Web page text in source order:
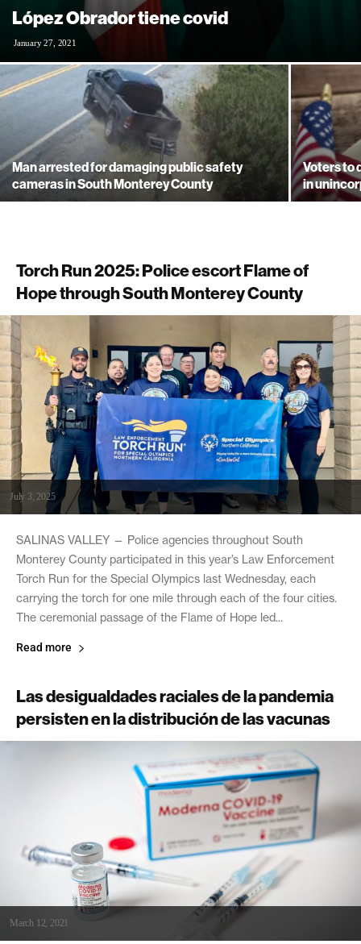
López Obrador tiene covid
January 27, 2021
Man arrested for damaging public safety
cameras in South Monterey County
Voters to
in
Torch Run 2025: Police escort Flame of
Hope through South Monterey County
July 3, 2025
SALINAS VALLEY — Police agencies throughout South
Monterey County participated in this year’s Law Enforcement
Torch Run for the Special Olympics last Wednesday, each
carrying the torch for one mile through each of the four cities.
The ceremonial passage of the Flame of Hope led...
Read more
Las desigualdades raciales de la pandemia
persisten en la distribución de las vacunas
March 12, 2021